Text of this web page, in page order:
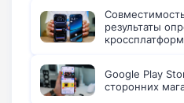
результаты
Google Play
сторонних